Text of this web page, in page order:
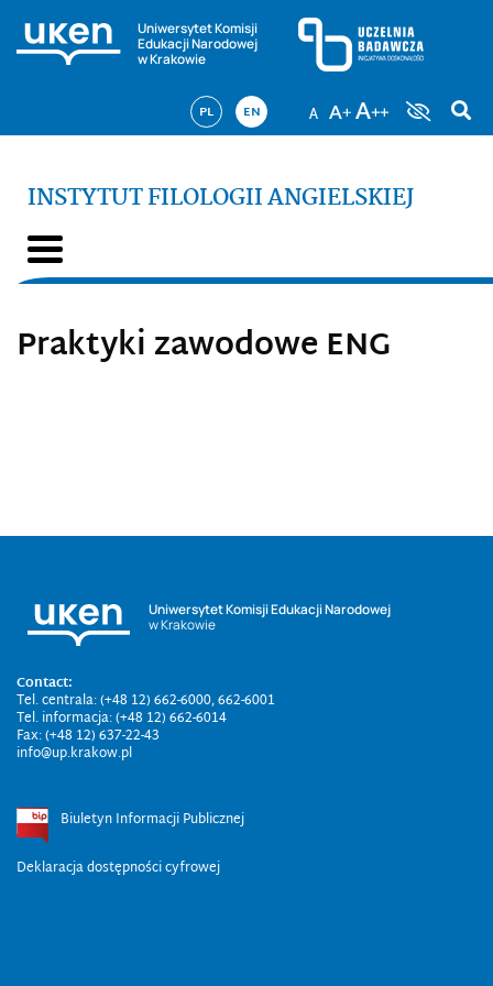
Uniwersytet Komisji
Edukacji Narodowej
w Krakowie
PL EN
INSTYTUT FILOLOGII ANGIELSKIEJ
Praktyki zawodowe ENG
Uniwersytet Komisji Edukacji Narodowej
w Krakowie
Contact:
Tel. centrala: (+48 12) 662-6000, 662-6001
Tel. informacja: (+48 12) 662-6014
Fax: (+48 12) 637-22-43
info@up.krakow.pl
Biuletyn Informacji Publicznej
Deklaracja dostępności cyfrowej